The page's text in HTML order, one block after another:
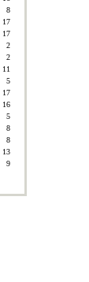
8
17
17
2
2
11
5
17
16
5
8
8
13
9